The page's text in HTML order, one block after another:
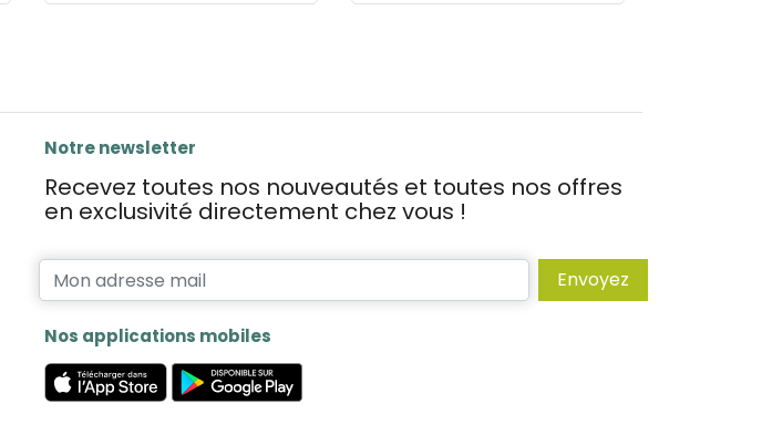
Notre newsletter
Recevez toutes nos nouveautés et toutes nos offres
en exclusivité directement chez vous !
Envoyez
Nos applications mobiles